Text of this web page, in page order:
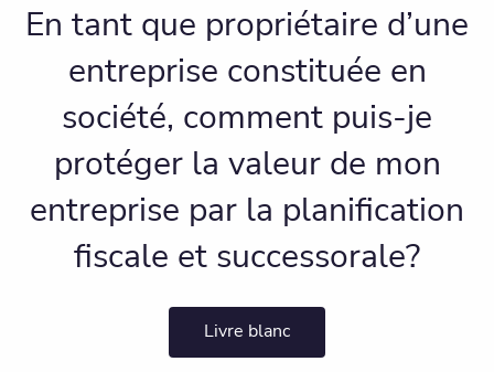
En tant que propriétaire d’une
entreprise constituée en
société, comment puis-je
protéger la valeur de mon
entreprise par la planification
fiscale et successorale?
Livre blanc